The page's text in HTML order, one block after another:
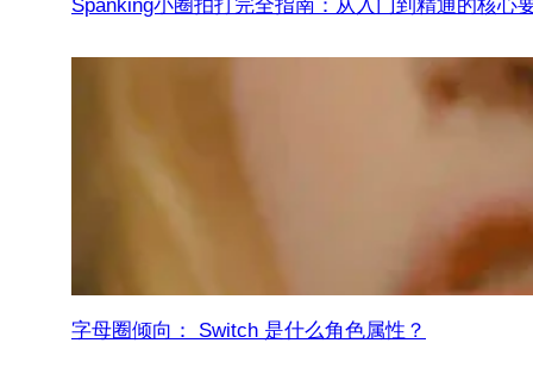
Spanking小圈拍打完全指南：从入门到精通的核心
字母圈倾向： Switch 是什么角色属性？